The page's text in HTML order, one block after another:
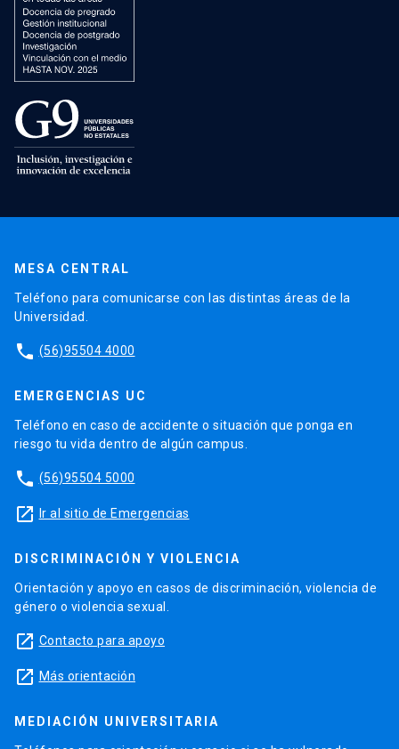
MESA CENTRAL
Teléfono para comunicarse con las distintas áreas de la
Universidad.
phone (56)95504 4000
EMERGENCIAS UC
Teléfono en caso de accidente o situación que ponga en
riesgo tu vida dentro de algún campus.
phone (56)95504 5000
launch Ir al sitio de Emergencias
DISCRIMINACIÓN Y VIOLENCIA
Orientación y apoyo en casos de discriminación, violencia de
género o violencia sexual.
launch Contacto para apoyo
launch Más orientación
MEDIACIÓN UNIVERSITARIA